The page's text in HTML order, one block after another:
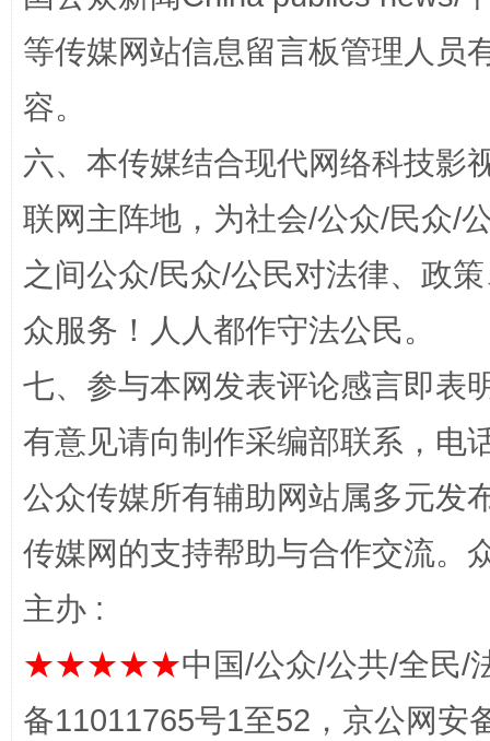
等传媒网站信息留言板管理人员
容。
六、本传媒结合现代网络科技影
联网主阵地，为社会/公众/民众/
之间公众/民众/公民对法律、政
众服务！人人都作守法公民。
七、参与本网发表评论感言即表
有意见请向制作采编部联系，电
公众传媒所有辅助网站属多元发
传媒网的支持帮助与合作交流。
主办 :
★★★★★中国/公众/公共/全民/
备11011765号1至52，京公网安